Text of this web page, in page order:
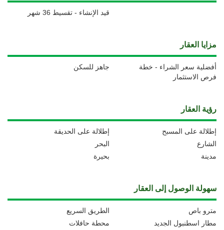
قيد الإنشاء - تقسيط 36 شهر
مزايا العقار
جاهز للسكن
أفضلية سعر الشراء - خطة
فرص الاستثمار
رؤية العقار
إطلالة على الحديقة
إطلالة على المسبح
البحر
الشارع
بحيرة
مدينة
سهولة الوصول إلى العقار
الطريق السريع
مترو باص
محطة حافلات
مطار اسطنبول الجديد